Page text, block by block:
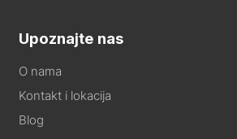
Upoznajte nas
O nama
Kontakt i lokacija
Blog